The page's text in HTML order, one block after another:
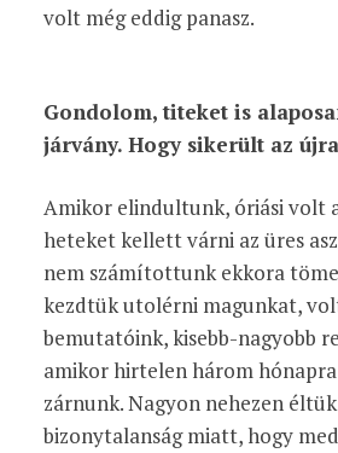
volt még eddig panasz.
Gondolom, titeket is
járvány. Hogy sikerült az
Amikor elindultunk, óriási volt
heteket kellett várni az üres
nem számítottunk ekkora
kezdtük utolérni magunkat,
bemutatóink, kisebb-nagyobb
amikor hirtelen három
zárnunk. Nagyon nehezen
bizonytalanság miatt, hogy